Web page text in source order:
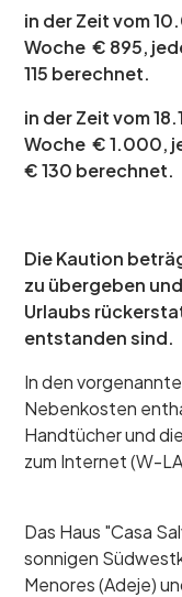
in der Zeit vom
Woche € 895,
115 berechnet.
in der Zeit vom
Woche € 1.000,
€ 130 berechnet.
Die Kaution
zu übergeben
Urlaubs
entstanden sind.
In den
Nebenkosten
Handtücher und
zum Internet (W-
Das Haus "Casa
sonnigen
Menores (Adeje)